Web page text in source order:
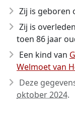
Zij is geboren
Zij is
toen 86 jaar
Een kind van
Welmoet van
Deze
oktober 2024.